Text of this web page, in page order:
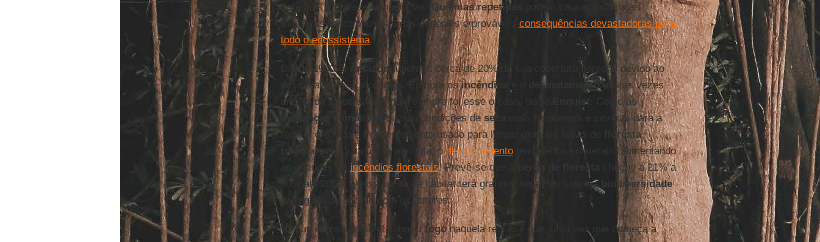
florestais em áreas temperadas. Queimas repetidas
podem causar mudanças
massivas na composição das espécies e prováveis consequências devastadoras para
todo o ecossistema.”
Desde 1960, a Amazôniaperdeu cerca de 20% de sua cobertura florestal devido ao
desmatamento e incêndios. Embora osincêndios desmatamentomuitas vezes
andem de mãos dadas, nem sempre foi esse o caso, disse
Enquist
. Como as
mudanças climáticas
trazem condições deseca
mais frequentes e severas para a
região, e o fogo é frequentemente usado para limpar grandes áreas de
floresta
tropicalpara a indústria agrícola, odesmatamentotem efeitos colaterais, aumentando
as chances de incêndios florestais. Prevê-se que a perda de floresta
chegue a 21% a
40% até 2050, e essa perda de habitat terá grandes impactos sobre a
biodiversidade
da região, de acordo com os autores.
“O que é desagradável sobre ofogonaquela região é que, uma vez que começa a